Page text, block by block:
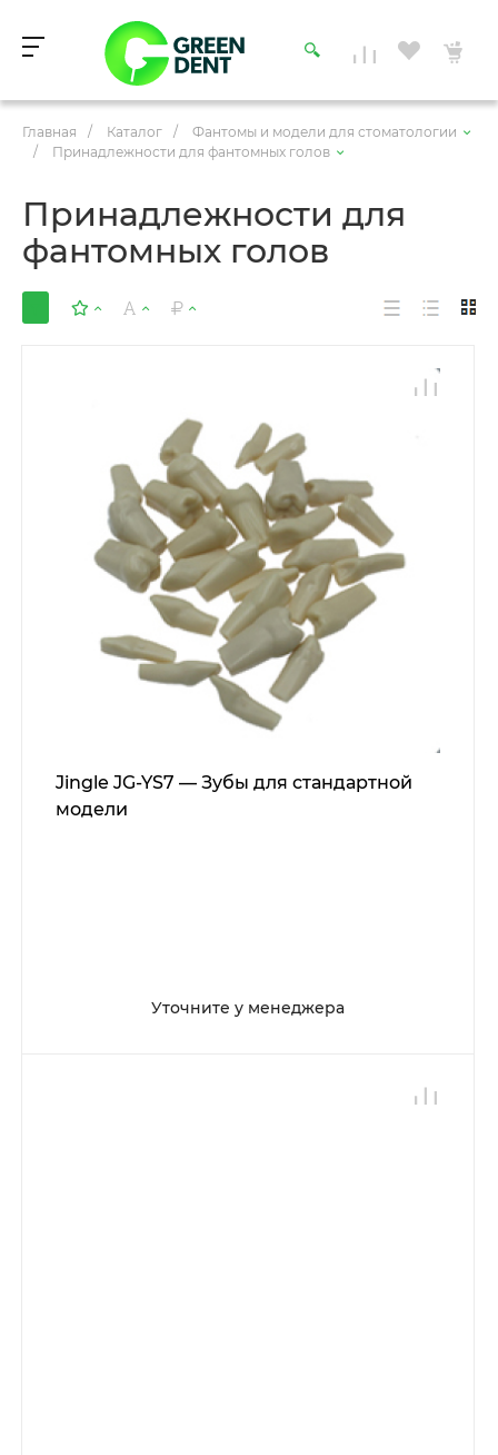
Главная / Каталог /
Фантомы и модели для стоматологии
/
Принадлежности для фантомных голов
Принадлежности для
фантомных голов
Jingle JG-YS7 — Зубы для стандартной
модели
Уточните у менеджера